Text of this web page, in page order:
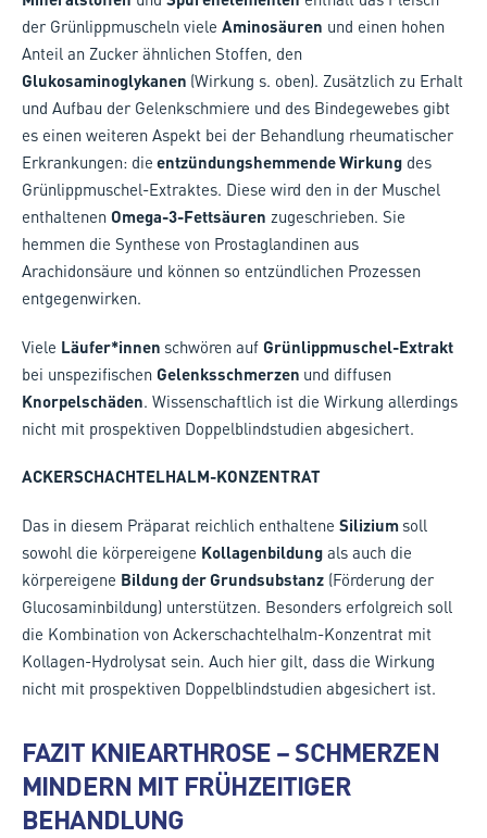
der Grünlippmuscheln viele Aminosäuren und einen hohen
Anteil an Zucker ähnlichen Stoffen, den
Glukosaminoglykanen (Wirkung s. oben). Zusätzlich zu Erhalt
und Aufbau der Gelenkschmiere und des Bindegewebes gibt
es einen weiteren Aspekt bei der Behandlung rheumatischer
Erkrankungen: die entzündungshemmende Wirkung des
Grünlippmuschel-Extraktes. Diese wird den in der Muschel
enthaltenen Omega-3-Fettsäuren zugeschrieben. Sie
hemmen die Synthese von Prostaglandinen aus
Arachidonsäure und können so entzündlichen Prozessen
entgegenwirken.
Viele Läufer*innen schwören auf Grünlippmuschel-Extrakt
bei unspezifischen Gelenksschmerzen und diffusen
Knorpelschäden. Wissenschaftlich ist die Wirkung allerdings
nicht mit prospektiven Doppelblindstudien abgesichert.
ACKERSCHACHTELHALM-KONZENTRAT
Das in diesem Präparat reichlich enthaltene Silizium soll
sowohl die körpereigene Kollagenbildung als auch die
körpereigene Bildung der Grundsubstanz (Förderung der
Glucosaminbildung) unterstützen. Besonders erfolgreich soll
die Kombination von Ackerschachtelhalm-Konzentrat mit
Kollagen-Hydrolysat sein. Auch hier gilt, dass die Wirkung
nicht mit prospektiven Doppelblindstudien abgesichert ist.
FAZIT KNIEARTHROSE – SCHMERZEN
MINDERN MIT FRÜHZEITIGER
BEHANDLUNG